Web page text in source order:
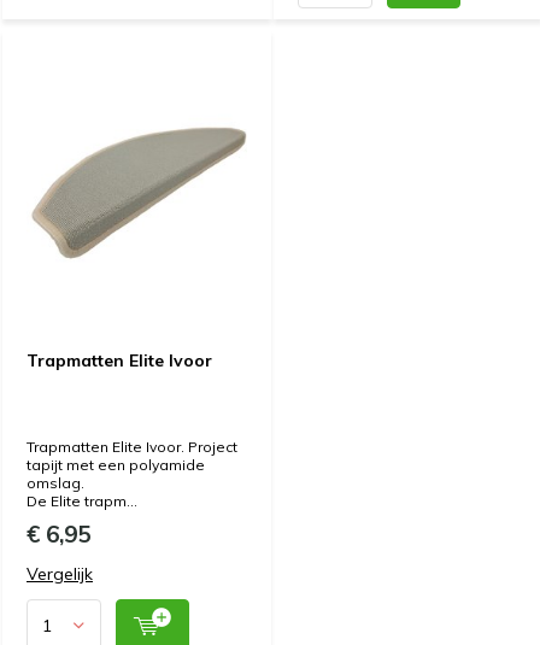
Trapmatten Elite Ivoor
Trapmatten Elite Ivoor. Project
tapijt met een polyamide
omslag.
De Elite trapm...
€ 6,95
Vergelijk